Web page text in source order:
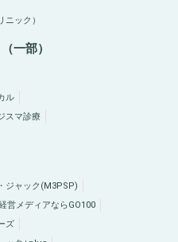
ック）
一部）
ル
スマ診療
ジャック(M3PSP)
営メディアならGO100
ズ